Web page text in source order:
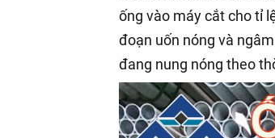
ống vào máy cắt cho tỉ
đoạn uốn nóng và
đang nung nóng theo